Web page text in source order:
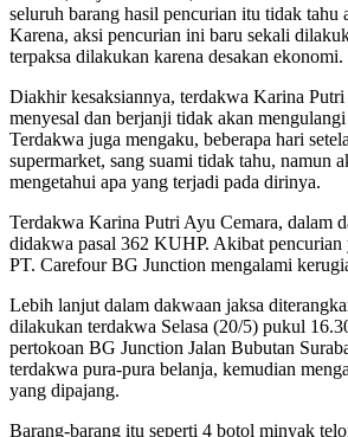
seluruh barang hasil pencurian itu tidak tahu
Karena, aksi pencurian ini baru sekali
terpaksa dilakukan karena desakan ekonomi.
Diakhir kesaksiannya, terdakwa Karina
menyesal dan berjanji tidak akan
Terdakwa juga mengaku, beberapa hari
supermarket, sang suami tidak tahu, namun
mengetahui apa yang terjadi pada dirinya.
Terdakwa Karina Putri Ayu Cemara, dalam
didakwa pasal 362 KUHP. Akibat pencurian
PT. Carefour BG Junction mengalami
Lebih lanjut dalam dakwaan jaksa
dilakukan terdakwa Selasa (20/5) pukul
pertokoan BG Junction Jalan Bubutan
terdakwa pura-pura belanja, kemudian
yang dipajang.
Barang-barang itu seperti 4 botol minyak